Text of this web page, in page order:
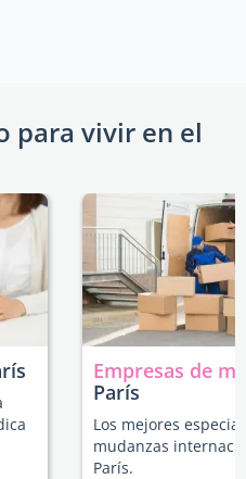
para vivir en el
Empresas de
París
Los mejores
mudanzas
París.